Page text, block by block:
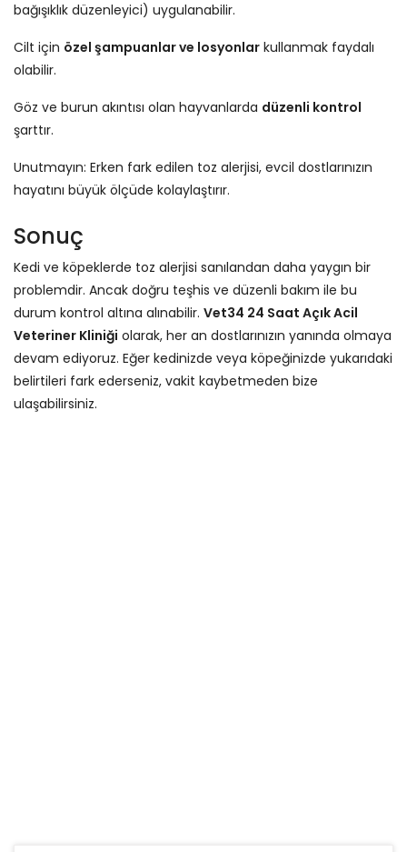
bağışıklık düzenleyici) uygulanabilir.
Cilt için özel şampuanlar ve losyonlar kullanmak faydalı
olabilir.
Göz ve burun akıntısı olan hayvanlarda düzenli kontrol
şarttır.
Unutmayın: Erken fark edilen toz alerjisi, evcil dostlarınızın
hayatını büyük ölçüde kolaylaştırır.
Sonuç
Kedi ve köpeklerde toz alerjisi sanılandan daha yaygın bir
problemdir. Ancak doğru teşhis ve düzenli bakım ile bu
durum kontrol altına alınabilir. Vet34 24 Saat Açık Acil
Veteriner Kliniği olarak, her an dostlarınızın yanında olmaya
devam ediyoruz. Eğer kedinizde veya köpeğinizde yukarıdaki
belirtileri fark ederseniz, vakit kaybetmeden bize
ulaşabilirsiniz.